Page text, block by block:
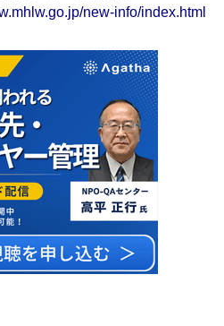
new-info/index.html